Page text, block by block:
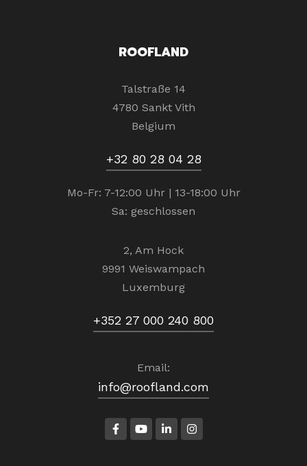
ROOFLAND
Talstraße 14
4780 Sankt Vith
Belgium
+32 80 28 04 28
Mo-Fr: 7-12:00 Uhr | 13-18:00 Uhr
Sa: geschlossen
2, Am Hock
9991 Weiswampach
Luxemburg
+352 27 000 240 800
Email:
info@roofland.com